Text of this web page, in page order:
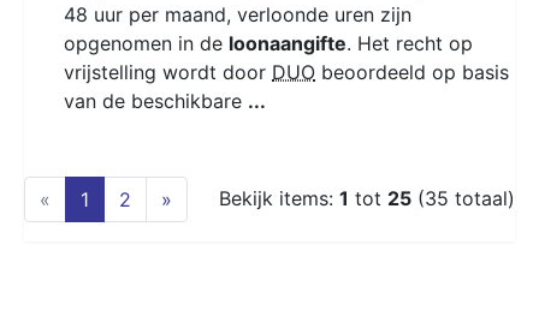
48 uur per maand, verloonde uren zijn
opgenomen in de loonaangifte. Het recht op
vrijstelling wordt door DUO beoordeeld op basis
van de beschikbare ...
« 1 (current)
2 » Bekijk items: 1 tot 25 (35 totaal)